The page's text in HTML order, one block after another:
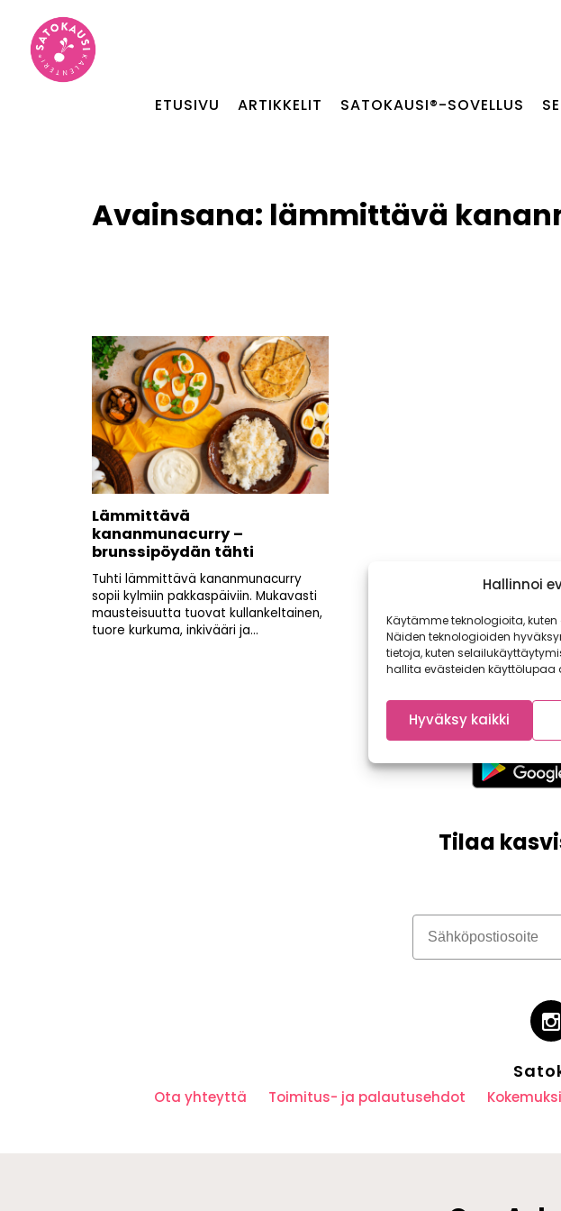
Hallinnoi
Käytämme teknologioita,
Näiden teknologioiden
tietoja, kuten
hallita evästeiden käyttölupaa
Hyväksy kaikki
ETUSIVU ARTIKKELIT SATOKAUSI®-SOVELLUS
Avainsana: lämmittävä
Lämmittävä
kananmunacurry –
brunssipöydän tähti
Tuhti lämmittävä kananmunacurry
sopii kylmiin pakkaspäiviin. Mukavasti
mausteisuutta tuovat kullankeltainen,
tuore kurkuma, inkivääri ja...
Tilaa
Ota yhteyttä Toimitus- ja palautusehdot